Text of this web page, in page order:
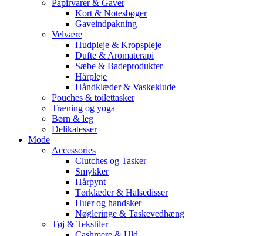
Papirvarer & Gaver
Kort & Notesbøger
Gaveindpakning
Velvære
Hudpleje & Kropspleje
Dufte & Aromaterapi
Sæbe & Badeprodukter
Hårpleje
Håndklæder & Vaskeklude
Pouches & toilettasker
Træning og yoga
Børn & leg
Delikatesser
Mode
Accessories
Clutches og Tasker
Smykker
Hårpynt
Tørklæder & Halsedisser
Huer og handsker
Nøgleringe & Taskevedhæng
Tøj & Tekstiler